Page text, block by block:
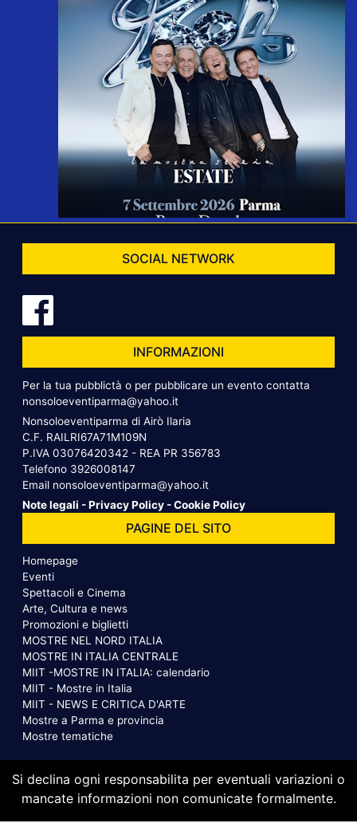
SOCIAL NETWORK
INFORMAZIONI
Per la tua pubblictà o per pubblicare un evento contatta
nonsoloeventiparma@yahoo.it
Nonsoloeventiparma di Airò Ilaria
C.F. RAILRI67A71M109N
P.IVA 03076420342 - REA PR 356783
Telefono 3926008147
Email nonsoloeventiparma@yahoo.it
Note legali -Privacy Policy -Cookie Policy
PAGINE DEL SITO
Homepage
Eventi
Spettacoli e Cinema
Arte, Cultura e news
Promozioni e biglietti
MOSTRE NEL NORD ITALIA
MOSTRE IN ITALIA CENTRALE
MIIT -MOSTRE IN ITALIA: calendario
MIIT - Mostre in Italia
MIIT - NEWS E CRITICA D'ARTE
Mostre a Parma e provincia
Mostre tematiche
Si declina ogni responsabilita per eventuali variazioni o
mancate informazioni non comunicate formalmente.